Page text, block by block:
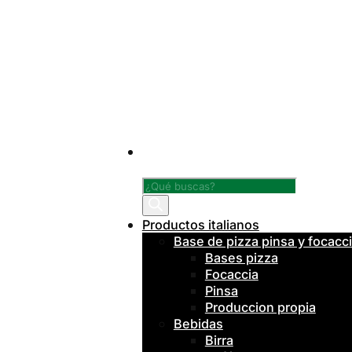
Búsqueda
de
productos
Productos italianos
Base de pizza pinsa y
Bases pizza
Focaccia
Pinsa
Produccion propia
Bebidas
Birra